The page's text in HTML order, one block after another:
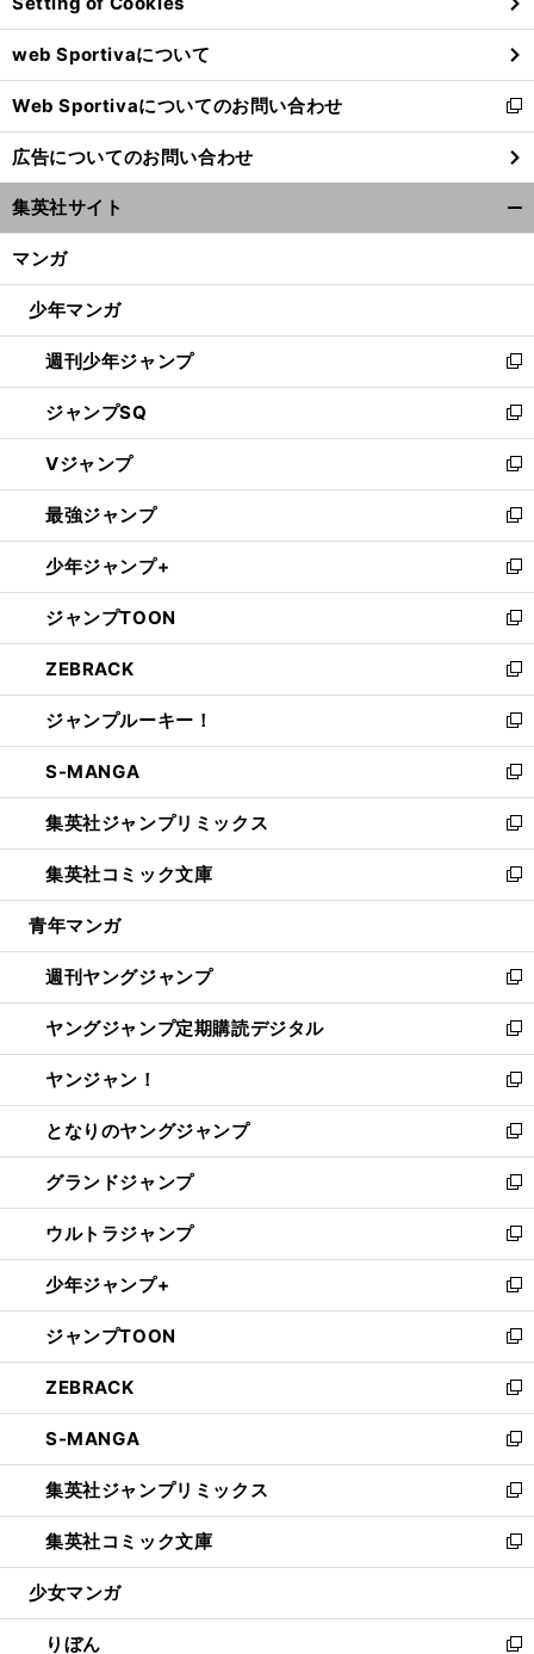
ド
ウ
で
開
く
web Sportivaについて
Web Sportivaについてのお問い合わせ
新
し
い
ウ
ィ
ン
ウ
開
く
広告についてのお問い合わせ
集英社サイト
マンガ
少年マンガ
週刊少年ジャンプ
新
し
い
ウ
ィ
ン
ド
ウ
で
開
く
ジャンプSQ
新
し
い
ウ
ィ
ン
ド
ウ
で
開
く
Vジャンプ
新
し
い
ウ
ィ
ン
ド
ウ
で
開
く
最強ジャンプ
新
し
い
ウ
ィ
ン
ド
ウ
で
開
く
少年ジャンプ+
新
し
い
ウ
ィ
ン
ド
ウ
で
開
く
ジャンプTOON
新
し
い
ウ
ィ
ン
ド
ウ
で
開
く
ZEBRACK
新
し
い
ウ
ィ
ン
ド
ウ
で
開
ジャンプルーキー！
新
し
い
ウ
ィ
ン
ド
ウ
開
く
S-MANGA
新
し
い
ウ
ィ
ン
ウ
で
開
く
集英社ジャンプリミックス
新
し
い
ウ
ン
ド
ウ
で
開
く
集英社コミック文庫
新
し
ウ
ィ
ン
ド
ウ
で
開
く
青年マンガ
週刊ヤングジャンプ
新
し
い
ウ
ィ
ン
ド
ウ
で
開
く
ヤングジャンプ定期購読デジタル
新
し
い
ウ
ィ
ン
ド
ウ
で
開
く
ヤンジャン！
新
し
い
ウ
ィ
ン
ド
ウ
で
開
く
となりのヤングジャンプ
新
し
い
ウ
ィ
ン
ド
ウ
で
開
く
グランドジャンプ
新
し
い
ウ
ィ
ン
ド
ウ
で
開
く
ウルトラジャンプ
新
し
い
ウ
ィ
ン
ド
ウ
で
開
く
少年ジャンプ+
新
し
い
ウ
ィ
ン
ド
ウ
で
開
く
ジャンプTOON
新
し
い
ウ
ィ
ン
ド
ウ
で
開
ZEBRACK
新
し
い
ウ
ィ
ン
ド
ウ
開
く
S-MANGA
新
し
い
ウ
ィ
ン
ウ
で
集英社ジャンプリミックス
新
し
い
ウ
ン
ド
集英社コミック文庫
新
し
ウ
ィ
少女マンガ
りぼん 新